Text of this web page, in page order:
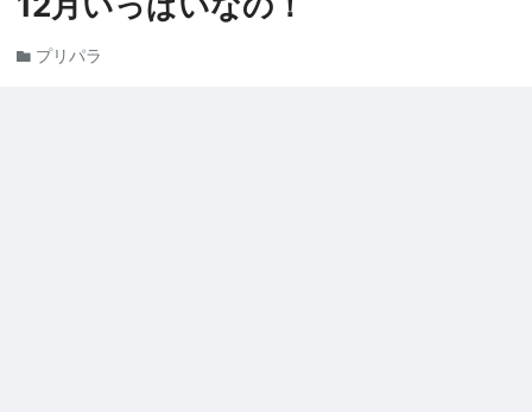
プリパラ